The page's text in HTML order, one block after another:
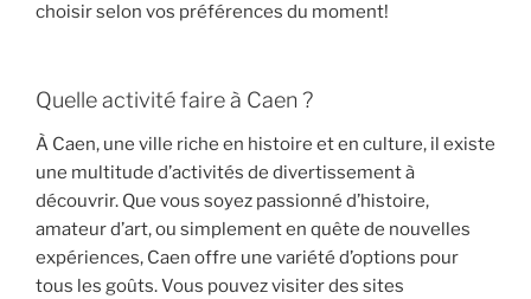
choisir selon vos préférences du moment!
Quelle activité faire à Caen ?
À Caen, une ville riche en histoire et en culture, il existe
une multitude d’activités de divertissement à
découvrir. Que vous soyez passionné d’histoire,
amateur d’art, ou simplement en quête de nouvelles
expériences, Caen offre une variété d’options pour
tous les goûts. Vous pouvez visiter des sites